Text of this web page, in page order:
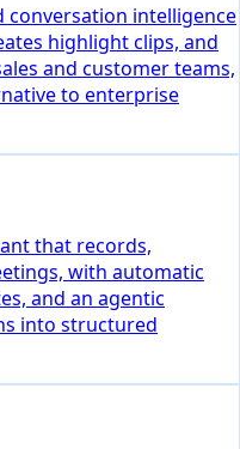
conversation intelligence
highlight clips, and
and customer teams,
to enterprise
that records,
with automatic
and an agentic
into structured